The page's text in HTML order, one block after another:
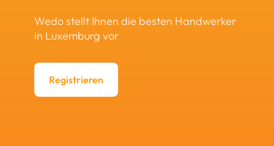
Wedo stellt Ihnen die besten Handwerker
in Luxemburg vor
Registrieren